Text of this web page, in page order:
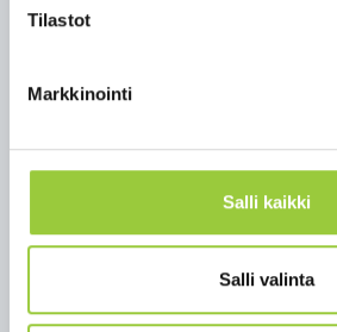
Tilastot
Markkinointi
Salli kaikki
Salli valinta
opetusmateriaalina sekä
Linkit
(storymaps.arcgis.com)
Laura Jääskeläinen